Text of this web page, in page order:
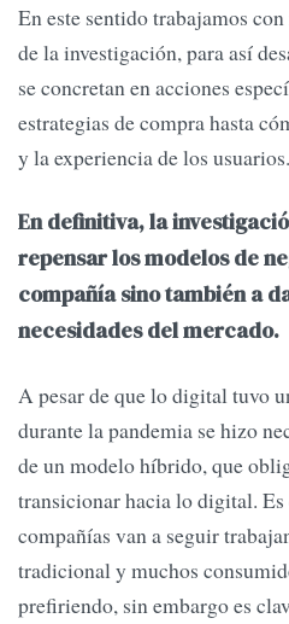
En este sentido trabajamos
de la investigación, para así
se concretan en acciones
estrategias de compra hasta
y la experiencia de los usuarios.
En definitiva, la
repensar los modelos de
compañía sino también a
necesidades del mercado.
A pesar de que lo digital tuvo
durante la pandemia se hizo
de un modelo híbrido, que
transicionar hacia lo digital. Es
compañías van a seguir
tradicional y muchos
prefiriendo, sin embargo es